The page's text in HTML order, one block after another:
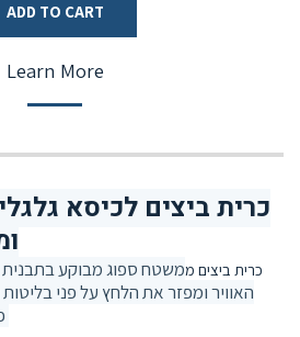
ADD TO CART
Learn More
כרית ביצים לכיסא
כרית ביצים ממשטח ספוג מבוקע
האוויר ומפזר את הלחץ על פני